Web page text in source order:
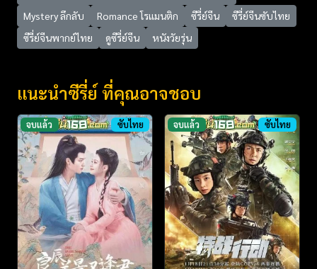
Mystery ลึกลับ
Romance โรแมนติก ซีรี่ย์จีน
ซีรี่ย์จีนซับไทย
ซีรี่ย์จีนพากย์ไทย
ดูซีรี่ย์จีน หนังวัยรุ่น
แนะนำซีรี่ย์ ที่คุณอาจชอบ
จบแล้ว ซับไทย จบแล้ว ซับไทย